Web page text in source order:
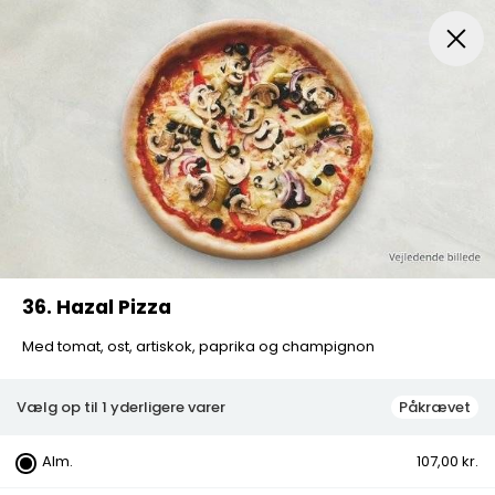
Pizza Mexicansk Pizza Husets Special
36. Hazal Pizza
Med tomat, ost, artiskok, paprika og champignon
Vælg op til 1 yderligere varer Påkrævet
Alm. 107,00 kr.